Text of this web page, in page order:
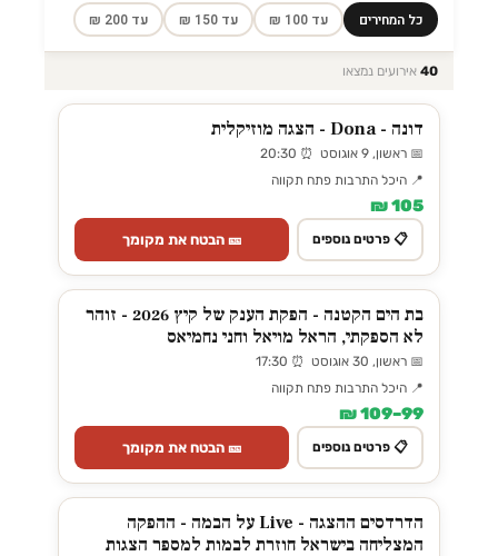
כל המחירים עד 100 ₪ עד 150 ₪ עד 200 ₪
40 אירועים נמצאו
דונה - Dona - הצגה מוזיקלית
📅 ראשון, 9 אוגוסט ⏰ 20:30
📍 היכל התרבות פתח תקווה
105 ₪
📋 פרטים נוספים 🎫 הבטח את מקומך
בת הים הקטנה - הפקת הענק של קיץ 2026 - זוהר
לא הספקתי, הראל מויאל וחני נחמיאס
📅 ראשון, 30 אוגוסט ⏰ 17:30
📍 היכל התרבות פתח תקווה
99–109 ₪
📋 פרטים נוספים 🎫 הבטח את מקומך
הדרדסים ההצגה - Live על הבמה - ההפקה
המצליחה בישראל חוזרת לבמות למספר הצגות